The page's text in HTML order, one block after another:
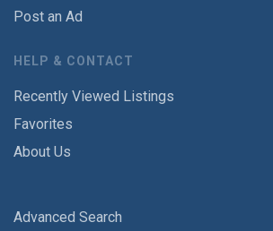
Post an Ad
HELP & CONTACT
Recently Viewed Listings
Favorites
About Us
Advanced Search